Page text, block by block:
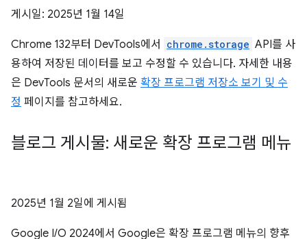
게시일: 2025년 1월 14일
Chrome 132부터 DevTools에서 chrome.storage API를 사
용하여 저장된 데이터를 보고 수정할 수 있습니다. 자세한 내용
은 DevTools 문서의 새로운 확장 프로그램 저장소 보기 및 수
정 페이지를 참고하세요.
블로그 게시물: 새로운 확장 프로그램 메뉴
2025년 1월 2일에 게시됨
Google I/O 2024에서 Google은 확장 프로그램 메뉴의 향후